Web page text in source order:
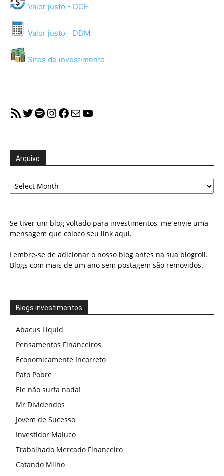
Valor justo - DCF
Valor justo - DDM
Sites de investimento
RSS FeedTwitter
Spotify
Instagram
Facebook
MailYouTube
Arquivo
Arquivo
Se tiver um blog voltado para investimentos, me envie uma
mensagem que coloco seu link aqui.
Lembre-se de adicionar o nosso blog antes na sua blogroll.
Blogs com mais de um ano sem postagem são removidos.
Blogs investimentos
Abacus Liquid
Pensamentos Financeiros
Economicamente Incorreto
Pato Pobre
Ele não surfa nada!
Mr Dividendos
Jovem de Sucesso
Investidor Maluco
Trabalhado Mercado Financeiro
Catando Milho